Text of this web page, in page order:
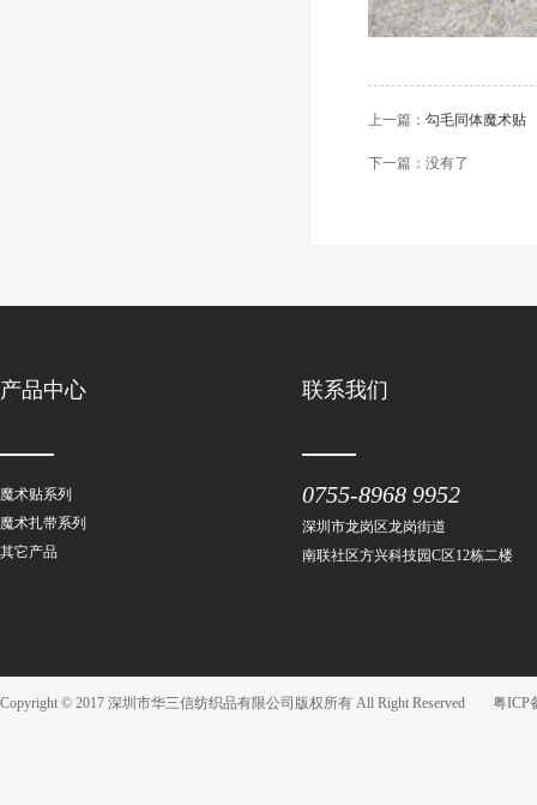
上一篇： 勾毛同体魔术贴
下一篇：没有了
产品中心
魔术贴系列
魔术扎带系列
其它产品
联系我们
0755-8968 9952
深圳市龙岗区龙岗街道
南联社区方兴科技园C区12栋二楼
Copyright © 2017 深圳市华三信纺织品有限公司版权所有 All Right Reserved 粤ICP